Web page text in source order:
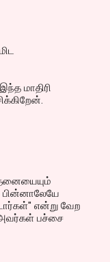
மாதிரி
பின்னாலேயே
என்று வேற
அவர்கள் பச்சை